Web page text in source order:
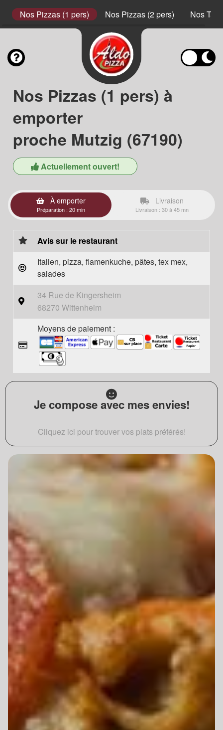
Nos Pizzas (1 pers) Nos Pizzas (2 pers) Nos
Nos Pizzas (1 pers) à
emporter
proche Mutzig (67190)
Actuellement ouvert!
À emporter
Préparation : 20 min
Livraison
Livraison : 30 à 45 mn
Avis sur le restaurant
Italien, pizza, flamenkuche, pâtes, tex mex,
salades
34 Rue de Kingersheim
68270 Wittenheim
Moyens de paiement :
Je compose avec mes envies!
Cliquez ici pour trouver vos plats préférés!